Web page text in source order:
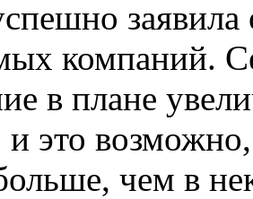
заявила
компаний.
в плане
и это
чем в